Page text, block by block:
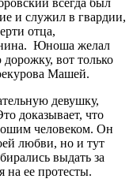
и служил в гвардии,
отца,
Юноша желал
дорожку, вот только
Машей.
девушку,
доказывает, что
человеком. Он
любви, но и тут
выдать за
на ее протесты.